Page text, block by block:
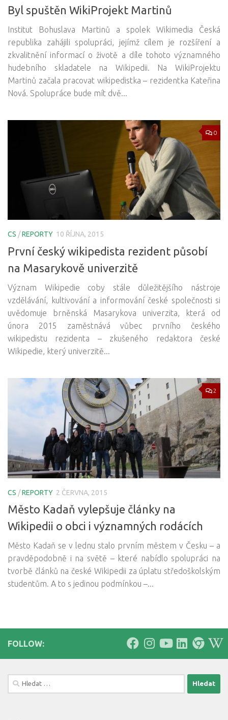
Byl spuštěn WikiProjekt Martinů
Institut Bohuslava Martinů a spolek Wikimedia Česká
republika zahájili spolupráci, jejímž cílem je rozšíření a
zkvalitnění informací o životě a díle tohoto významného
hudebního skladatele na Wikipedii. Na WikiProjektu
Martinů začala pracovat wikipedistka – rezidentka Kateřina
Nová. Spolupráce bude mít dvě...
0
CS /REPORTY 10 ŘÍJNA, 2015
První český wikipedista rezident působí
na Masarykově univerzitě
Význam Wikipedie coby stále důležitějšího nástroje
vzdělávání, kultivování a informování české společnosti si
uvědomuje brněnská Masarykova univerzita, která od
února 2015 zaměstnává vůbec prvního českého
wikipedistu rezidenta – zkušeného redaktora české
Wikipedie, který univerzitě...
2
CS /REPORTY 2 ČERVNA, 2015
Město Kadaň vylepšuje články na
Wikipedii o obci i významných rodácích
Město Kadaň se v lednu stalo prvním městem v Česku – a
pravděpodobně i na světě – které nabídlo spolupráci na
tvorbě článků na české Wikipedii za úplatu středoškolským
studentům. A to s jedinou podmínkou –...
FOLLOW:
Vyhledávání